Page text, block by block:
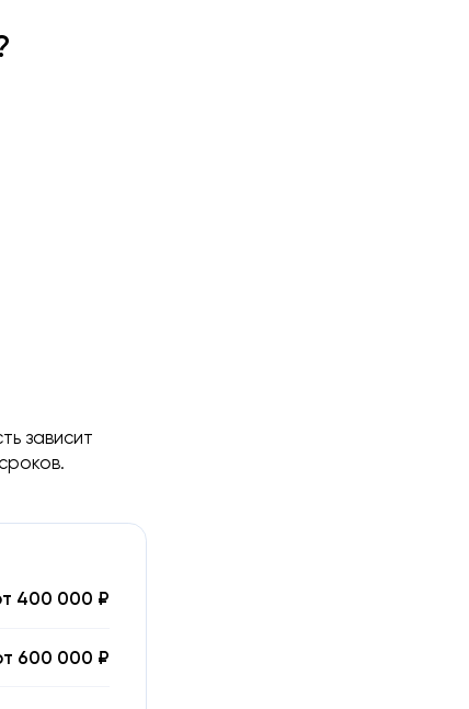
зависит
400 000 ₽
600 000 ₽